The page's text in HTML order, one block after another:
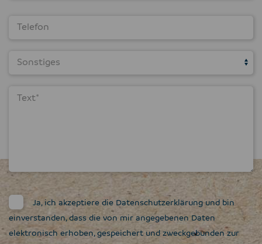
Ja, ich akzeptiere die Datenschutzerklärungund bin
einverstanden, dass die von mir angegebenen Daten
elektronisch erhoben, gespeichert und zweckgebunden zur